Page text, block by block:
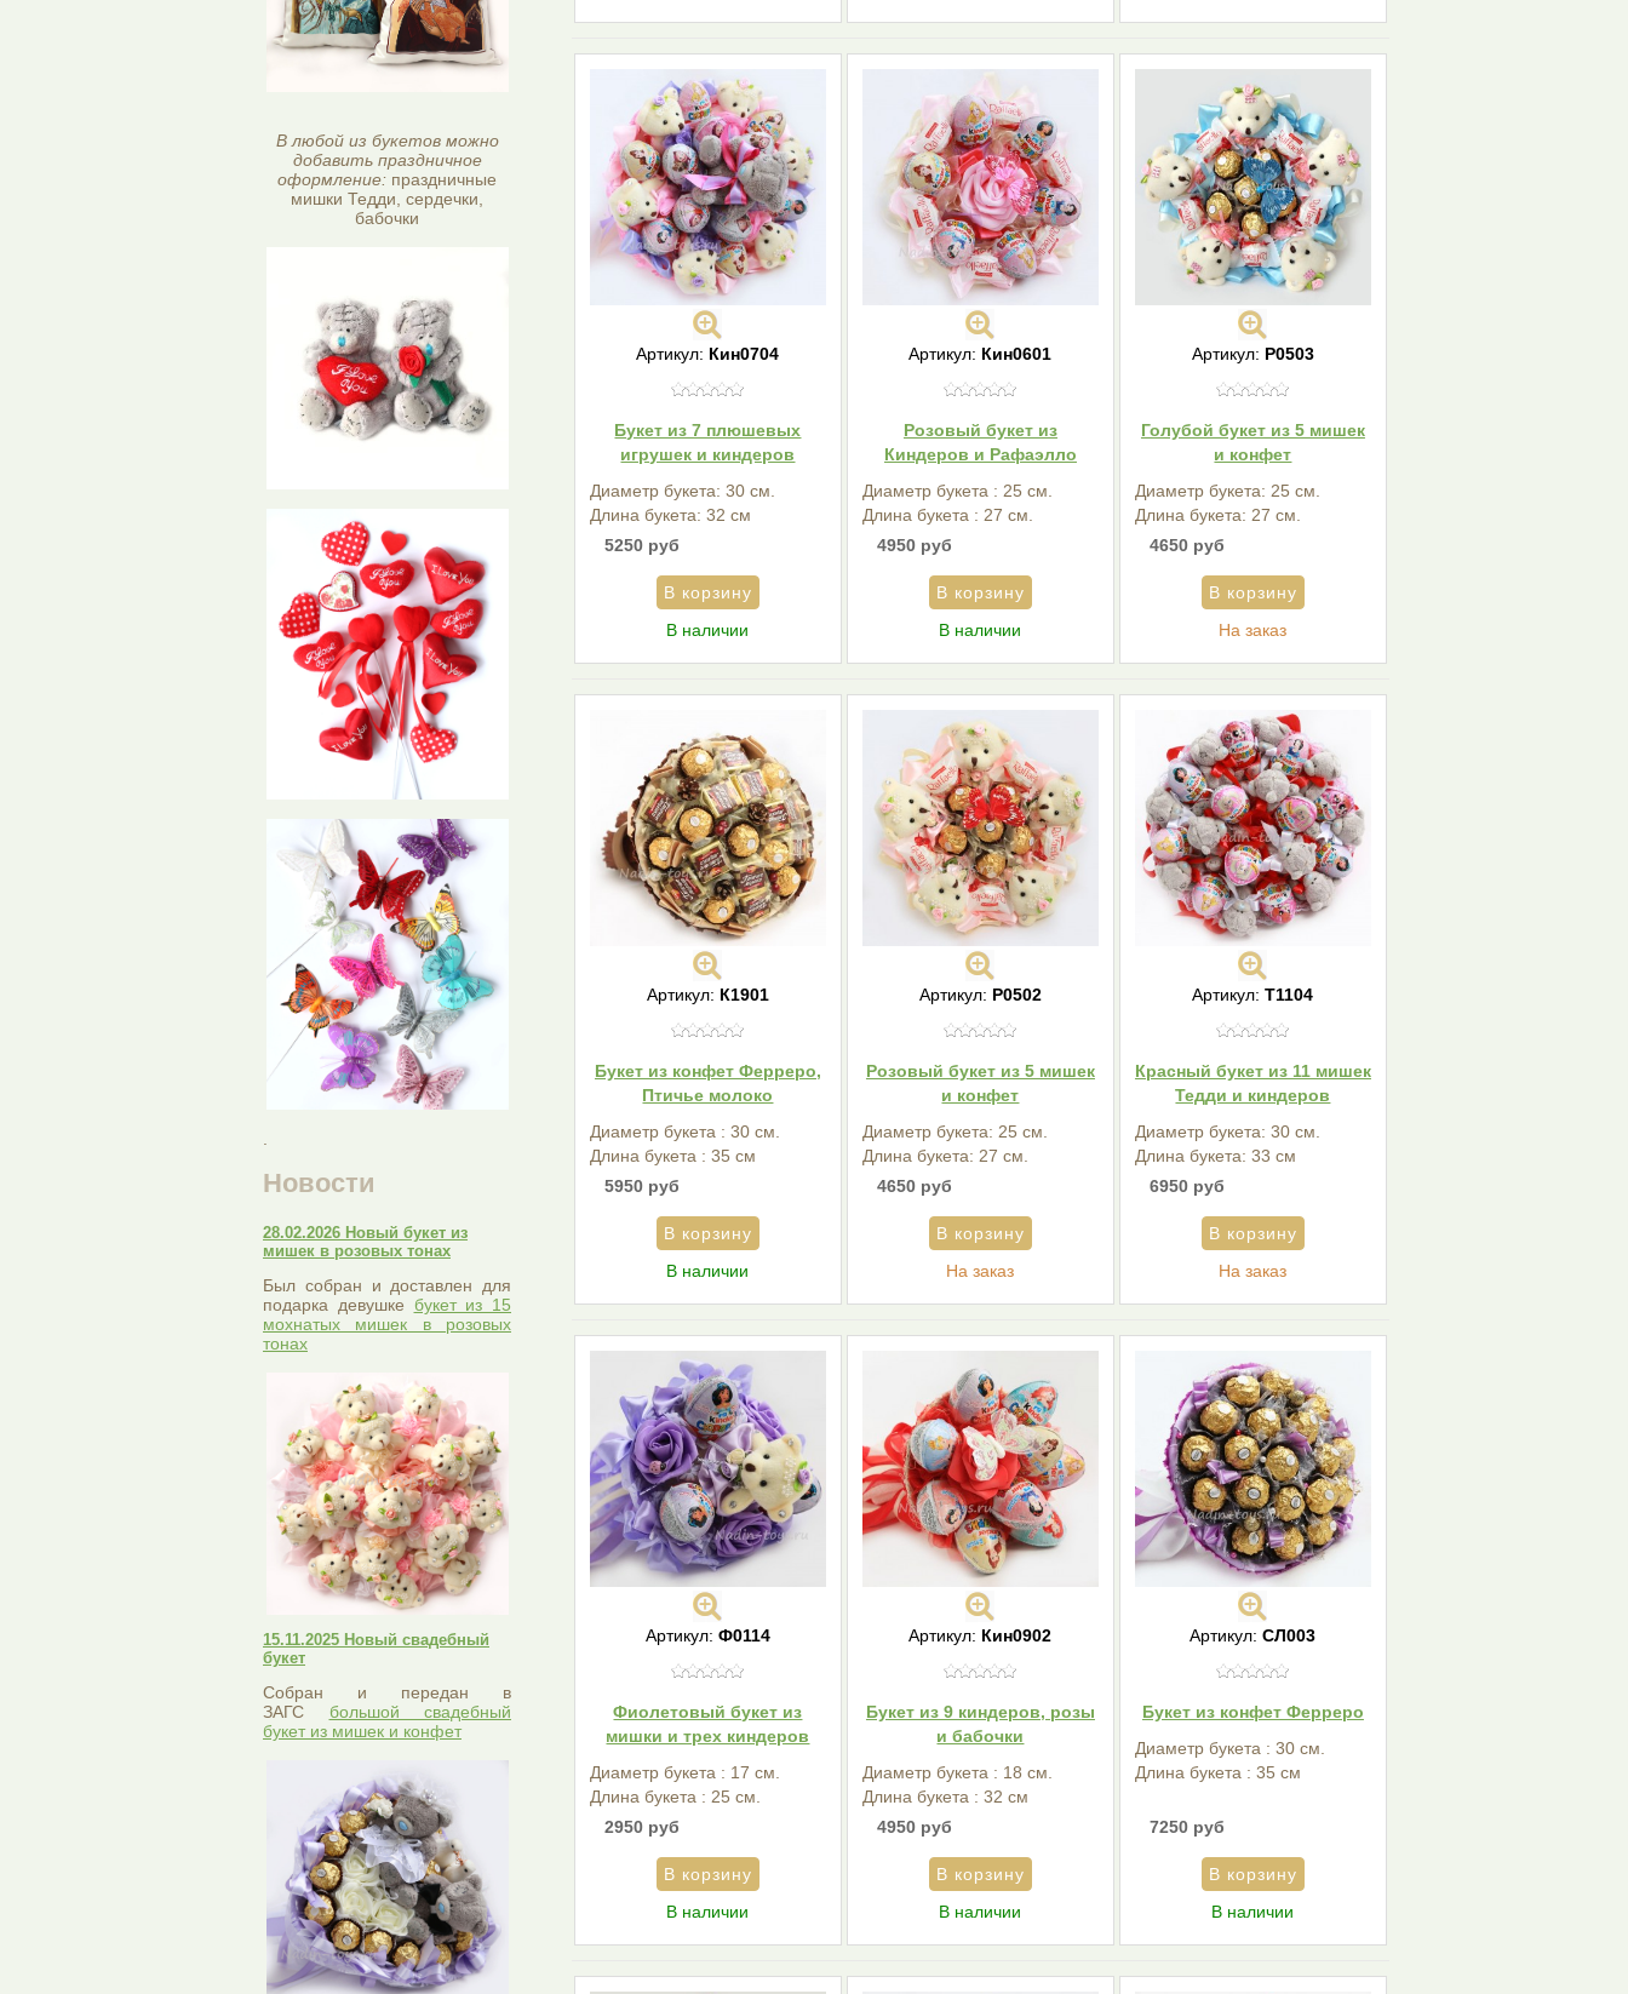
В любой из букетов можно
добавить праздничное
оформление: праздничные
мишки Тедди, сердечки,
бабочки
Новости
28.02.2026 Новый букет из
мишек в розовых тонах
Был собран и доставлен для
подарка девушке букет из 15
мохнатых мишек в розовых
тонах
15.11.2025 Новый свадебный
букет
Собран и передан в
ЗАГС большой свадебный
букет из мишек и конфет
Артикул: Кин0704
Букет из 7 плюшевых
игрушек и киндеров
Диаметр букета: 30 см.
Длина букета: 32 см
5250 руб
В наличии
Артикул: Кин0601
Розовый букет из
Киндеров и Рафаэлло
Диаметр букета : 25 см.
Длина букета : 27 см.
4950 руб
В наличии
Артикул: P0503
Голубой букет из 5 мишек
и конфет
Диаметр букета: 25 см.
Длина букета: 27 см.
4650 руб
На заказ
Артикул: К1901
Букет из конфет Ферреро,
Птичье молоко
Диаметр букета : 30 см.
Длина букета : 35 см
5950 руб
В наличии
Артикул: P0502
Розовый букет из 5 мишек
и конфет
Диаметр букета: 25 см.
Длина букета: 27 см.
4650 руб
На заказ
Артикул:T1104
Красный букет из 11 мишек
Тедди и киндеров
Диаметр букета: 30 см.
Длина букета: 33 см
6950 руб
На заказ
Артикул: Ф0114
Фиолетовый букет из
мишки и трех киндеров
Диаметр букета : 17 см.
Длина букета : 25 см.
2950 руб
В наличии
Артикул: Кин0902
Букет из 9 киндеров, розы
и бабочки
Диаметр букета : 18 см.
Длина букета : 32 см
4950 руб
В наличии
Артикул:СЛ003
Букет из конфет Ферреро
Диаметр букета : 30 см.
Длина букета : 35 см
7250 руб
В наличии